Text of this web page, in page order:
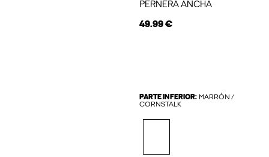
PERNERA ANCHA
49.99 €
PARTE INFERIOR: MARRÓN /
CORNSTALK